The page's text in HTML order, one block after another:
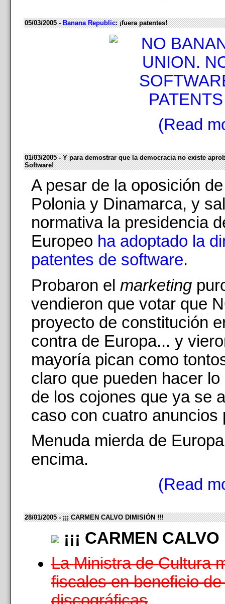
05/03/2005 -Banana Republic: ¡fuera patentes!
(Read
01/03/2005 - Y para demostrar que la democracia no existe
Software!
A pesar de la oposición
Polonia y Dinamarca, y
normativa la presidencia
Europeo ha adoptado la
patentes de software.
Probaron el marketing
vendieron que votar que
proyecto de constitución
contra de Europa... y
mayoría pican como
claro que pueden hacer
de los cojones que ya se
caso con cuatro anuncios
Menuda mierda de
encima.
(Read
28/01/2005 - ¡¡¡ CARMEN CALVO DIMISIÓN !!!
¡¡¡ CARMEN
La Ministra de Cultura
fiscales en beneficio